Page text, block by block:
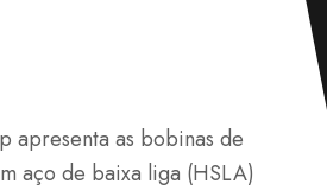
apresenta as bobinas de
aço de baixa liga (HSLA)